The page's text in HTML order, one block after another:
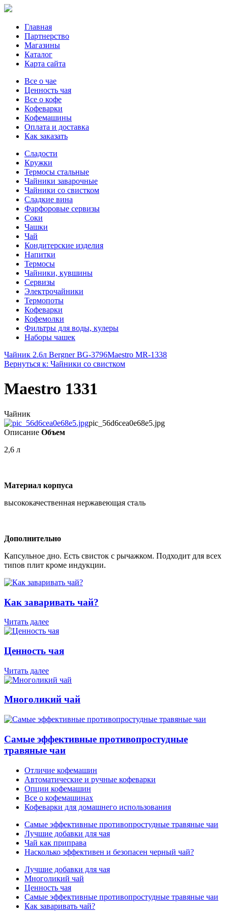
Главная
Партнерство
Магазины
Каталог
Карта сайта
Все о чае
Ценность чая
Все о кофе
Кофеварки
Кофемашины
Оплата и доставка
Как заказать
Сладости
Кружки
Термосы стальные
Чайники заварочные
Чайники со свистком
Сладкие вина
Фарфоровые сервизы
Соки
Чашки
Чай
Кондитерские изделия
Напитки
Термосы
Чайники, кувшины
Сервизы
Электрочайники
Термопоты
Кофеварки
Кофемолки
Фильтры для воды, кулеры
Наборы чашек
Чайник 2.6л Bergner BG-3796Maestro MR-1338
Вернуться к: Чайники со свистком
Maestro 1331
Чайник
pic_56d6cea0e68e5.jpg
Описание Объем
2,6 л
Материал корпуса
высококачественная нержавеющая сталь
Дополнительно
Капсульное дно. Есть свисток с рычажком. Подходит для всех
типов плит кроме индукции.
Как заваривать чай?
Читать далее
Ценность чая
Читать далее
Многоликий чай
Самые эффективные противопростудные
травяные чаи
Отличие кофемашин
Автоматические и ручные кофеварки
Опции кофемашин
Все о кофемашинах
Кофеварки для домашнего использования
Самые эффективные противопростудные травяные чаи
Лучшие добавки для чая
Чай как приправа
Насколько эффективен и безопасен черный чай?
Лучшие добавки для чая
Многоликий чай
Ценность чая
Самые эффективные противопростудные травяные чаи
Как заваривать чай?